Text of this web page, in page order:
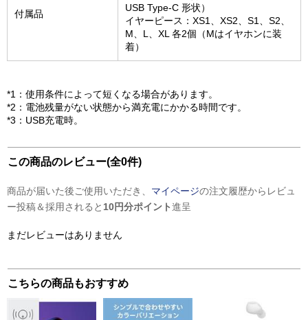
付属品
USB Type-C 形状）
イヤーピース：XS1、XS2、S1、S2、
M、L、XL 各2個（Mはイヤホンに装
着）
*1：使用条件によって短くなる場合があります。
*2：電池残量がない状態から満充電にかかる時間です。
*3：USB充電時。
この商品のレビュー(全0件)
商品が届いた後ご使用いただき、 マイページの注文履歴からレビュ
ー投稿＆採用されると 10円分ポイント進呈
まだレビューはありません
こちらの商品もおすすめ